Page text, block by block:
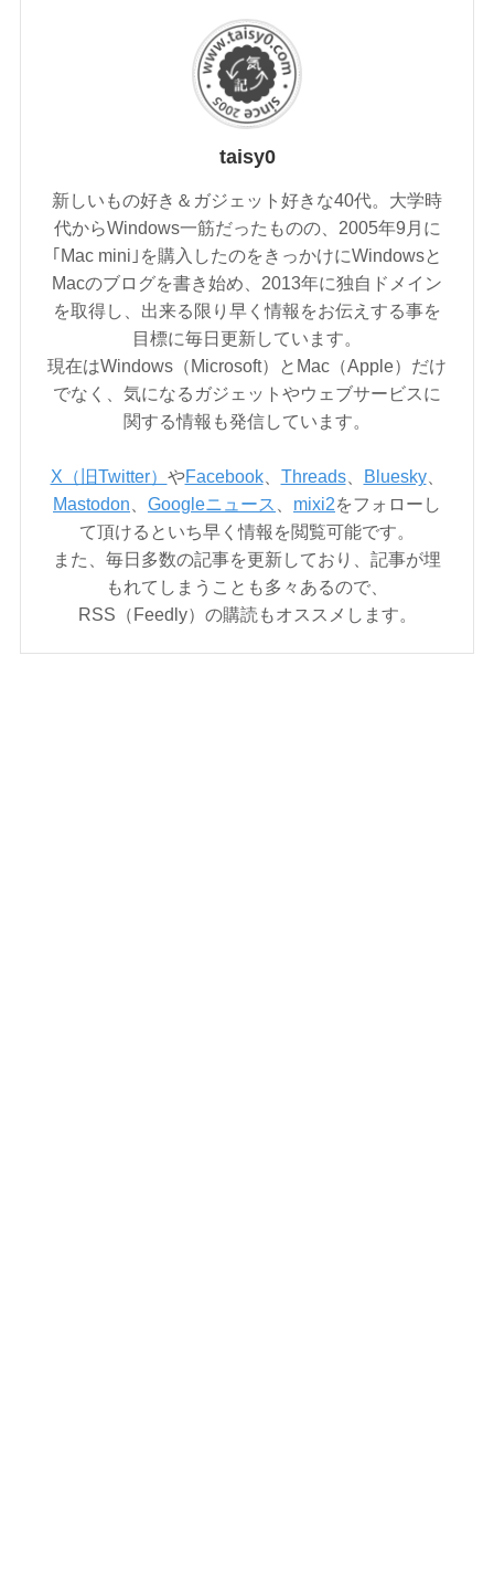
taisy0
新しいもの好き＆ガジェット好きな40代。大学時
代からWindows一筋だったものの、2005年9月に
｢Mac mini｣を購入したのをきっかけにWindowsと
Macのブログを書き始め、2013年に独自ドメイン
を取得し、出来る限り早く情報をお伝えする事を
目標に毎日更新しています。
現在はWindows（Microsoft）とMac（Apple）だけ
でなく、気になるガジェットやウェブサービスに
関する情報も発信しています。
X（旧Twitter） やFacebook、 Threads、 Bluesky、
Mastodon
Googleニュース mixi2をフォローし
て頂けるといち早く情報を閲覧可能です。
また、毎日多数の記事を更新しており、記事が埋
もれてしまうことも多々あるので、
RSS（Feedly）の購読もオススメします。